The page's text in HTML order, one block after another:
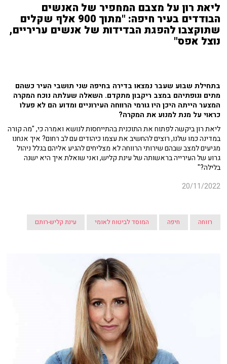
ליאת רון על מצבם המחפיר של האנשים
הבודדים בעיר חיפה: "מתוך 900 אלף שקלים
שתוקצבו להפגת הבדידות של אנשים עריריים,
נוצל אפס"
בתחילת שבוע שעבר נמצאו בדירה בחיפה שני תושבי העיר כשהם
מתים וגופתיהם במצב ריקבון מתקדם. השאלה שעלתה נוכח המקרה
המצער הייתה היכן היו גורמי הרווחה העירוניים ומדוע הם לא פעלו
כראוי על מנת למנוע את המקרה?
ליאת רון ביקשה לפתוח את התוכנית בהתייחסות לנושא ואמרה כי, "מה קורה
במדינה כמו שלנו, רוצים להחשיב את עצמו כיהודים עם לב רחום? איך אנחנו
מגיעים למצב שבהם שירותי הרווחה לא מצליחים להגיע אליהם בגלל ניהול
גרוע של העירייה בראשותה של עינת קליש, ואני שואלת איך היא ישנה
בלילה?"
20/11/2022
רווחה חיפה המוסד לביטוח לאומי עינת קליש-רותם